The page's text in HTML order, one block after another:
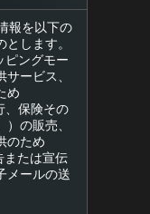
報を以下の
します。
ピングモー
ービス、
め
、保険その
の販売、
のため
または宣伝
メールの送